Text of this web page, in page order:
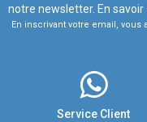
notre newsletter. En savoir
En inscrivant votre email,
Service Client